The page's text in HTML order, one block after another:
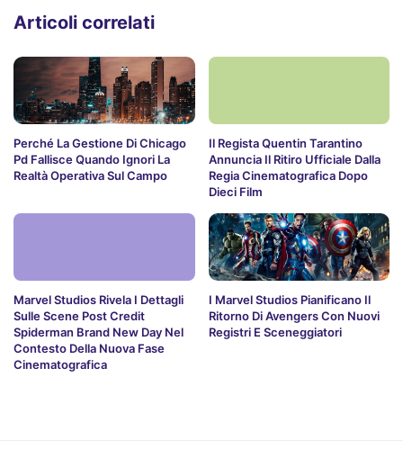
Articoli correlati
Perché La Gestione Di Chicago
Pd Fallisce Quando Ignori La
Realtà Operativa Sul Campo
Il Regista Quentin Tarantino
Annuncia Il Ritiro Ufficiale Dalla
Regia Cinematografica Dopo
Dieci Film
Marvel Studios Rivela I Dettagli
Sulle Scene Post Credit
Spiderman Brand New Day Nel
Contesto Della Nuova Fase
Cinematografica
I Marvel Studios Pianificano Il
Ritorno Di Avengers Con Nuovi
Registri E Sceneggiatori